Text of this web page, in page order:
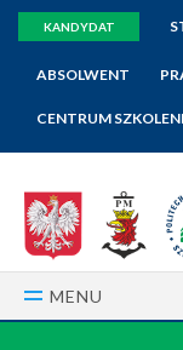
KANDYDAT
ABSOLWENT
CENTRUM
MENU